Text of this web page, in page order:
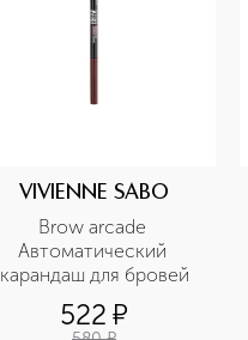
VIVIENNE SABO
Brow arcade
Автоматический
карандаш для бровей
522 ¤